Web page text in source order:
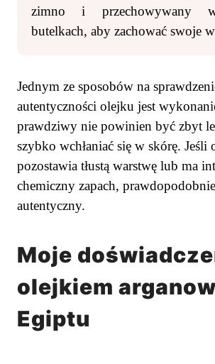
zimno i przechowywany
butelkach, aby zachować swoje
Jednym ze sposobów na
autentyczności olejku jest
prawdziwy nie powinien być zbyt
szybko wchłaniać się w skórę. Jeśli
pozostawia tłustą warstwę lub ma
chemiczny zapach,
autentyczny.
Moje
olejkiem
Egiptu